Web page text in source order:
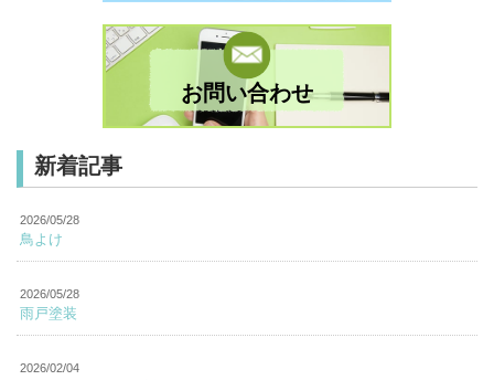
お問い合わせ
新着記事
2026/05/28
鳥よけ
2026/05/28
雨戸塗装
2026/02/04